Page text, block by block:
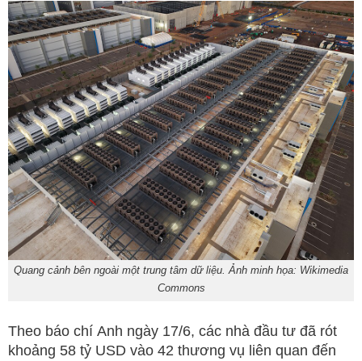
Quang cảnh bên ngoài một trung tâm dữ liệu. Ảnh minh họa: Wikimedia
Commons
Theo báo chí Anh ngày 17/6, các nhà đầu tư đã rót
khoảng 58 tỷ USD vào 42 thương vụ liên quan đến